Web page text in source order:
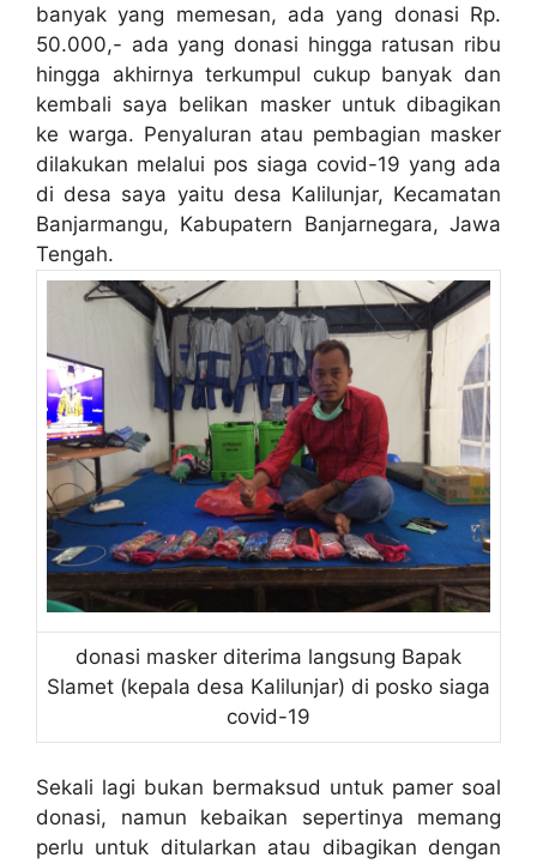
banyak yang memesan, ada yang donasi Rp.
50.000,- ada yang donasi hingga ratusan ribu
hingga akhirnya terkumpul cukup banyak dan
kembali saya belikan masker untuk dibagikan
ke warga. Penyaluran atau pembagian masker
dilakukan melalui pos siaga covid-19 yang ada
di desa saya yaitu desa Kalilunjar, Kecamatan
Banjarmangu, Kabupatern Banjarnegara, Jawa
Tengah.
donasi masker diterima langsung Bapak
Slamet (kepala desa Kalilunjar) di posko siaga
covid-19
Sekali lagi bukan bermaksud untuk pamer soal
donasi, namun kebaikan sepertinya memang
perlu untuk ditularkan atau dibagikan dengan